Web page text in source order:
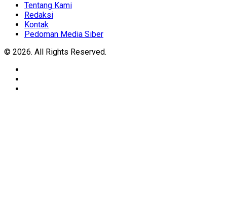
Tentang Kami
Redaksi
Kontak
Pedoman Media Siber
© 2026. All Rights Reserved.